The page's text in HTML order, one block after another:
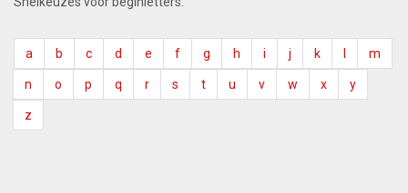
a b c d e f g h i j k m
n o p q r s t u v w x y
z